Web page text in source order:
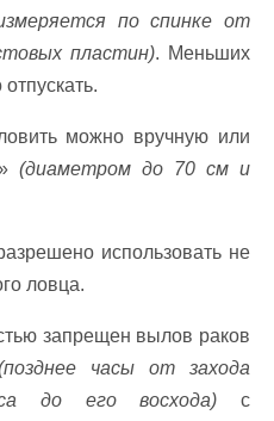
по спинке от
пластин). Меньших
можно вручную или
(диаметром до 70 см и
использовать не
ловца.
запрещен вылов раков
часы от захода
до его восхода) с